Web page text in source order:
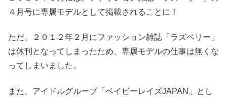
４月号に専属モデルとして掲載されることに！
ただ、２０１２年２月にファッション雑誌「ラズベリー」
は休刊となってしまったため、専属モデルの仕事は無くな
ってしまいました。
また、アイドルグループ「ベイビーレイズJAPAN」とし